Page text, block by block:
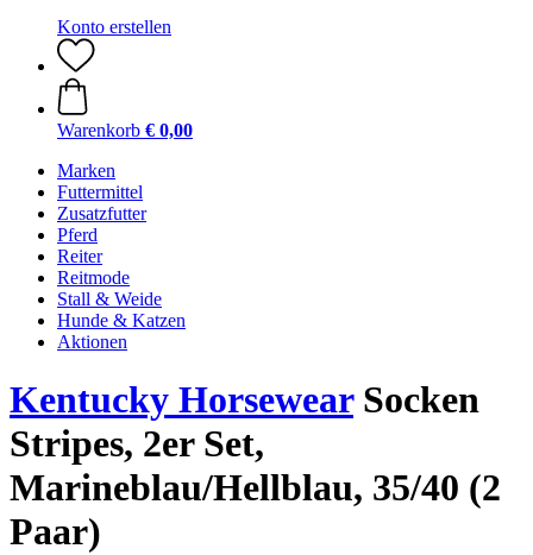
Konto erstellen
Warenkorb € 0,00
Marken
Futtermittel
Zusatzfutter
Pferd
Reiter
Reitmode
Stall & Weide
Hunde & Katzen
Aktionen
Kentucky HorsewearSocken
Stripes, 2er Set,
Marineblau/Hellblau, 35/40 (2
Paar)